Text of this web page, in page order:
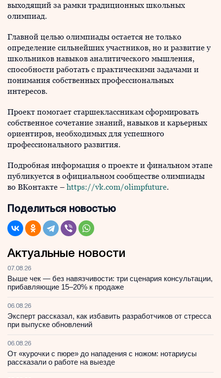
выходящий за рамки традиционных школьных
олимпиад.
Главной целью олимпиады остается не только
определение сильнейших участников, но и развитие у
школьников навыков аналитического мышления,
способности работать с практическими задачами и
понимания собственных профессиональных
интересов.
Проект помогает старшеклассникам сформировать
собственное сочетание знаний, навыков и карьерных
ориентиров, необходимых для успешного
профессионального развития.
Подробная информация о проекте и финальном этапе
публикуется в официальном сообществе олимпиады
во ВКонтакте – https://vk.com/olimpfuture.
Поделиться новостью
Актуальные новости
07.08.26
Выше чек — без навязчивости: три сценария консультации,
прибавляющие 15–20% к продаже
06.08.26
Эксперт рассказал, как избавить разработчиков от стресса
при выпуске обновлений
06.08.26
От «курочки с пюре» до нападения с ножом: нотариусы
рассказали о работе на выезде